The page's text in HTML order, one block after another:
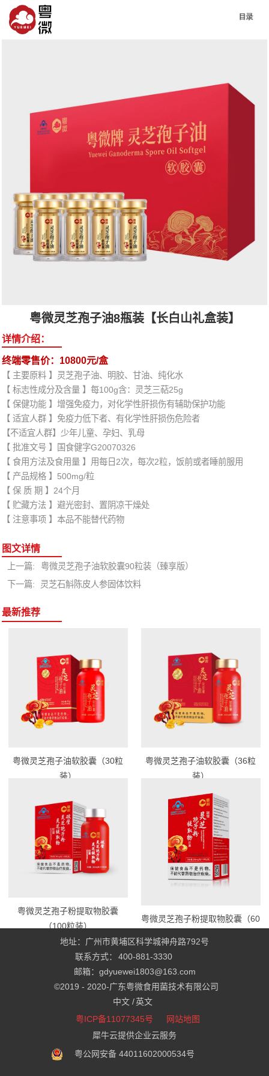
粤微灵芝孢子油8瓶装【长白山礼盒装】
详情介绍：
终端零售价：10800元/盒
【 主要原料 】灵芝孢子油、明胶、甘油、纯化水
【 标志性成分及含量 】每100g含：灵芝三萜25g
【 保健功能 】增强免疫力，对化学性肝损伤有辅助保护功能
【 适宜人群 】免疫力低下者、有化学性肝损伤危险者
【不适宜人群】少年儿童、孕妇、乳母
【 批准文号 】国食健字G20070326
【 食用方法及食用量 】用每日2次，每次2粒，饭前或者睡前服用
【 产品规格 】500mg/粒
【 保 质 期 】24个月
【 贮藏方法 】避光密封、置阴凉干燥处
【 注意事项 】本品不能替代药物
图文详情
上一篇:
粤微灵芝孢子油软胶囊90粒装（臻享版）
下一篇:
灵芝石斛陈皮人参固体饮料
最新推荐
粤微灵芝孢子油软胶囊（30粒
装）
粤微灵芝孢子油软胶囊（36粒
装）
粤微灵芝孢子粉提取物胶囊
（100粒装）
粤微灵芝孢子粉提取物胶囊（60
地址：广州市黄埔区科学城神舟路792号
联系方式：
400-881-3330
邮箱：gdyuewei1803@163.com
©2019 - 2020-广东粤微食用菌技术有限公司
中文 /英文
粤ICP备11077345号
网站地图
犀牛云提供企业云服务
粤公网安备 44011602000534号